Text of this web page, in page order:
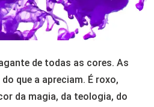
de todas as cores. As
que a apreciam. É roxo,
da magia, da teologia, do